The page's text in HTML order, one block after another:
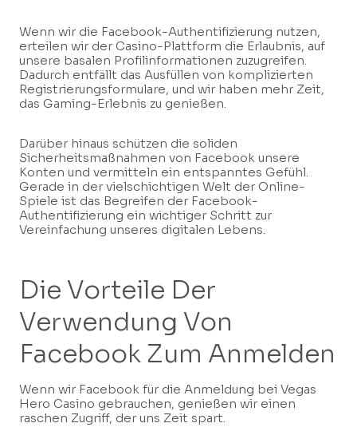
Wenn wir die Facebook-Authentifizierung nutzen,
erteilen wir der Casino-Plattform die Erlaubnis, auf
unsere basalen Profilinformationen zuzugreifen.
Dadurch entfällt das Ausfüllen von komplizierten
Registrierungsformulare, und wir haben mehr Zeit,
das Gaming-Erlebnis zu genießen.
Darüber hinaus schützen die soliden
Sicherheitsmaßnahmen von Facebook unsere
Konten und vermitteln ein entspanntes Gefühl.
Gerade in der vielschichtigen Welt der Online-
Spiele ist das Begreifen der Facebook-
Authentifizierung ein wichtiger Schritt zur
Vereinfachung unseres digitalen Lebens.
Die Vorteile Der
Verwendung Von
Facebook Zum Anmelden
Wenn wir Facebook für die Anmeldung bei Vegas
Hero Casino gebrauchen, genießen wir einen
raschen Zugriff, der uns Zeit spart.